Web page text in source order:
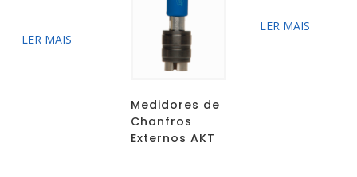
LER MAIS
Medidores de
Chanfros
Externos AKT
LER MAIS